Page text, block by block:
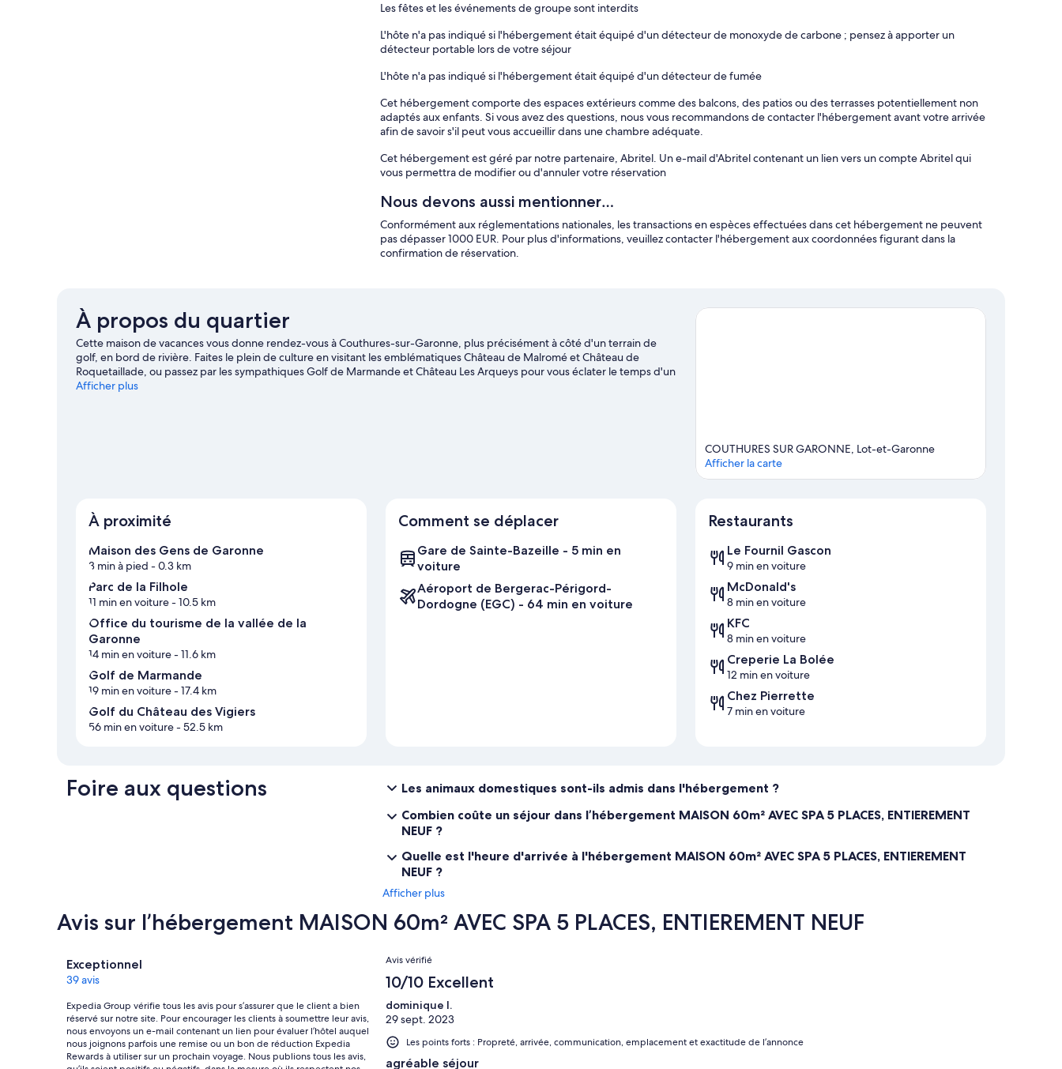
Les fêtes et les événements de groupe sont interdits
L'hôte n'a pas indiqué si l'hébergement était équipé d'un détecteur de monoxyde de carbone ; pensez à apporter un
détecteur portable lors de votre séjour
L'hôte n'a pas indiqué si l'hébergement était équipé d'un détecteur de fumée
Cet hébergement comporte des espaces extérieurs comme des balcons, des patios ou des terrasses potentiellement non
adaptés aux enfants. Si vous avez des questions, nous vous recommandons de contacter l'hébergement avant votre arrivée
afin de savoir s'il peut vous accueillir dans une chambre adéquate.
Cet hébergement est géré par notre partenaire, Abritel. Un e-mail d'Abritel contenant un lien vers un compte Abritel qui
vous permettra de modifier ou d'annuler votre réservation
Nous devons aussi mentionner…
Conformément aux réglementations nationales, les transactions en espèces effectuées dans cet hébergement ne peuvent
pas dépasser 1000 EUR. Pour plus d'informations, veuillez contacter l'hébergement aux coordonnées figurant dans la
confirmation de réservation.
À propos du quartier
Cette maison de vacances vous donne rendez-vous à Couthures-sur-Garonne, plus précisément à côté d'un terrain de
golf, en bord de rivière. Faites le plein de culture en visitant les emblématiques Château de Malromé et Château de
Roquetaillade, ou passez par les sympathiques Golf de Marmande et Château Les Arqueys pour vous éclater le temps d'un
après-midi. Les agréables Parc du Griffon et Les Bains de Casteljaloux méritent aussi une visite. Les environs de cet
Afficher plus
COUTHURES SUR GARONNE, Lot-et-Garonne
Afficher la carte
À proximité
Maison des Gens de Garonne
3 min à pied - 0.3 km
Parc de la Filhole
11 min en voiture- 10.5 km
Office du tourisme de la vallée de la
Garonne
14 min en voiture- 11.6 km
Golf de Marmande
19 min en voiture- 17.4 km
Golf du Château des Vigiers
56 min en voiture- 52.5 km
Comment se déplacer
Gare de Sainte-Bazeille - 5 min en
voiture
Aéroport de Bergerac-Périgord-
Dordogne (EGC) - 64 min en voiture
Restaurants
Le Fournil Gascon
9 min en voiture
McDonald's
8 min en voiture
KFC
8 min en voiture
Creperie La Bolée
12 min en voiture
Chez Pierrette
7 min en voiture
Foire aux questions
Les animaux domestiques sont-ils admis dans l'hébergement ?
Combien coûte un séjour dans l’hébergement MAISON 60m² AVEC SPA 5 PLACES, ENTIEREMENT
NEUF ?
Quelle est l'heure d'arrivée à l'hébergement MAISON 60m² AVEC SPA 5 PLACES, ENTIEREMENT
NEUF ?
Afficher plus
Avis sur l’hébergement MAISON 60m² AVEC SPA 5 PLACES, ENTIEREMENT NEUF
Avis
Exceptionnel
39 avis
Expedia Group vérifie tous les avis pour s’assurer que le client a bien
réservé sur notre site. Pour encourager les clients à soumettre leur avis,
nous envoyons un e-mail contenant un lien pour évaluer l’hôtel auquel
nous joignons parfois une remise ou un bon de réduction Expedia
Rewards à utiliser sur un prochain voyage. Nous publions tous les avis,
Avis
Avis vérifié
10/10 Excellent
dominique l.
29 sept. 2023
Les points forts : Propreté, arrivée, communication, emplacement et exactitude de l’annonce
agréable séjour